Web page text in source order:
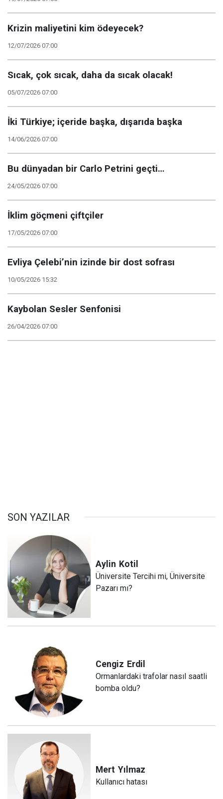
Krizin maliyetini kim ödeyecek?
12/07/2026 07:00
Sıcak, çok sıcak, daha da sıcak olacak!
05/07/2026 07:00
İki Türkiye; içeride başka, dışarıda başka
14/06/2026 07:00
Bu dünyadan bir Carlo Petrini geçti…
24/05/2026 07:00
İklim göçmeni çiftçiler
17/05/2026 07:00
Evliya Çelebi’nin izinde bir dost sofrası
10/05/2026 15:32
Kaybolan Sesler Senfonisi
26/04/2026 07:00
SON YAZILAR
Aylin Kotil
Üniversite Tercihi mi, Üniversite
Pazarı mı?
Cengiz Erdil
Ormanlardaki trafolar nasıl saatli
bomba oldu?
Mert Yılmaz
Kullanıcı hatası